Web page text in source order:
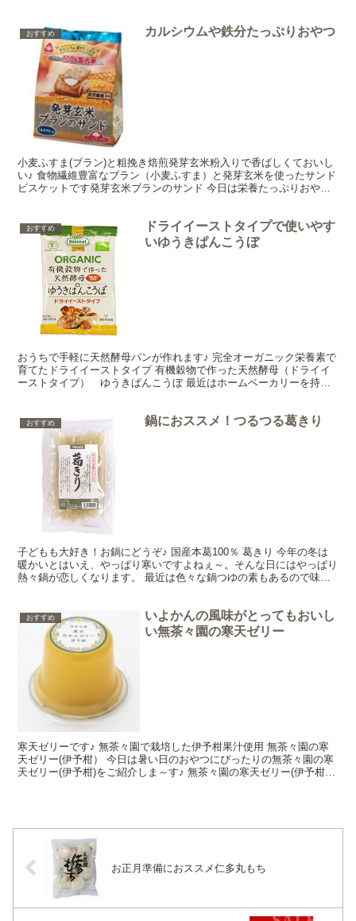
おすすめ カルシウムや鉄分たっぷりおやつ
小麦ふすま(ブラン)と粗挽き焙煎発芽玄米粉入りで香ばしくておいし
い♪ 食物繊維豊富なブラン（小麦ふすま）と発芽玄米を使ったサンド
ビスケットです発芽玄米ブランのサンド 今日は栄養たっぷりおや
おすすめ
ドライイーストタイプで使いやす
いゆうきぱんこうぼ
おうちで手軽に天然酵母パンが作れます♪ 完全オーガニック栄養素で
育てたドライイーストタイプ 有機穀物で作った天然酵母（ドライイ
ーストタイプ） ゆうきぱんこうぼ 最近はホームベーカリーを持っ
おすすめ 鍋におススメ！つるつる葛きり
子どもも大好き！お鍋にどうぞ♪ 国産本葛100％ 葛きり 今年の冬は
暖かいとはいえ、やっぱり寒いですよねぇ～。そんな日にはやっぱり
熱々鍋が恋しくなります。 最近は色々な鍋つゆの素もあるので味も
おすすめ
いよかんの風味がとってもおいし
い無茶々園の寒天ゼリー
寒天ゼリーです♪ 無茶々園で栽培した伊予柑果汁使用 無茶々園の寒
天ゼリー(伊予柑） 今日は暑い日のおやつにぴったりの無茶々園の寒
天ゼリー(伊予柑)をご紹介しま～す♪ 無茶々園の寒天ゼリー(伊予柑)
お正月準備におススメ仁多丸もち